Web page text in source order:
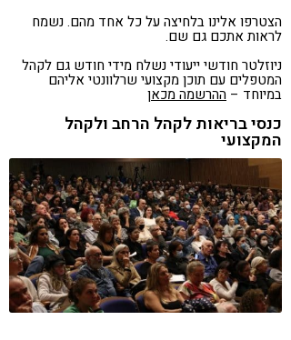
הצטרפו אלינו בלחיצה על כל אחד מהם. נשמח
לראות אתכם גם שם.
ניוזלטר חודשי ייעודי נשלח מידי חודש גם לקהל
המטפלים עם תוכן מקצועי שרלוונטי אליהם
במיוחד – ההרשמה מכאן
כנסי בריאות לקהל הרחב ולקהל
המקצועי